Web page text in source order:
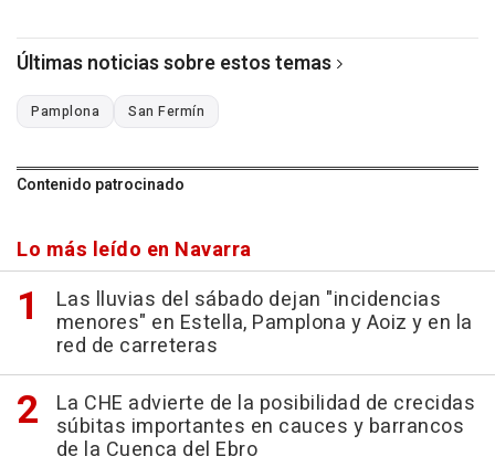
Últimas noticias sobre estos temas
Pamplona San Fermín
Contenido patrocinado
Lo más leído en Navarra
Las lluvias del sábado dejan "incidencias
menores" en Estella, Pamplona y Aoiz y en la
red de carreteras
La CHE advierte de la posibilidad de crecidas
súbitas importantes en cauces y barrancos
de la Cuenca del Ebro